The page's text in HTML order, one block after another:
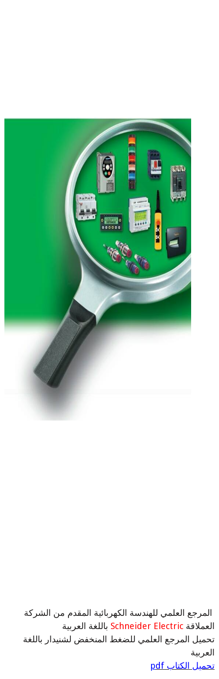
المرجع العلمي للهندسة الكهربائية المقدم من الشركة
العملاقة Schneider Electric باللغة العربية
تحميل المرجع العلمي للضغط المنخفض لشنيدار باللغة
العربية
تحميل الكتاب
pdf